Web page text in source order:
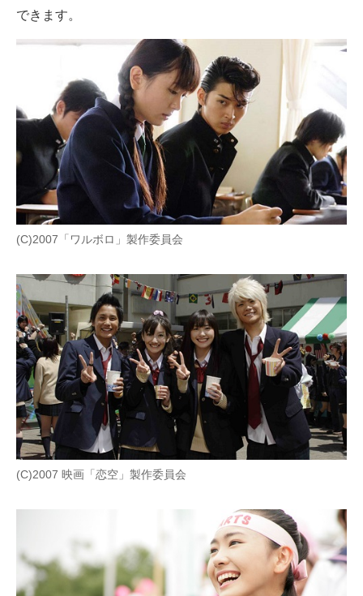
できます。
(C)2007「ワルボロ」製作委員会
(C)2007 映画「恋空」製作委員会